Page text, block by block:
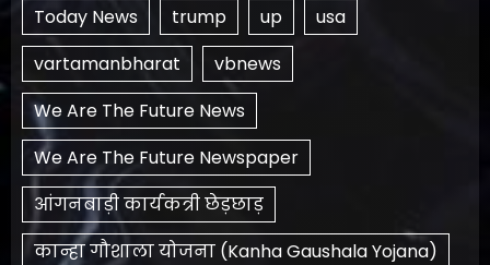
Today News
trump up
usa
vartamanbharat
vbnews
We Are The Future News
We Are The Future Newspaper
आंगनबाड़ी कार्यकत्री छेड़छाड़
कान्हा गौशाला योजना (Kanha Gaushala Yojana)